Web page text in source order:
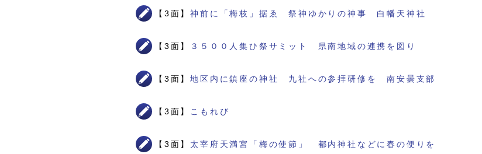
【3面】神前に「梅枝」据ゑ 祭神ゆかりの神事 白幡天神社
【3面】 ３５００人集ひ祭サミット 県南地域の連携を図り
【3面】地区内に鎮座の神社 九社への参拝研修を 南安曇支部
【3面】 こもれび
【3面】 太宰府天満宮「梅の使節」 都内神社などに春の便りを